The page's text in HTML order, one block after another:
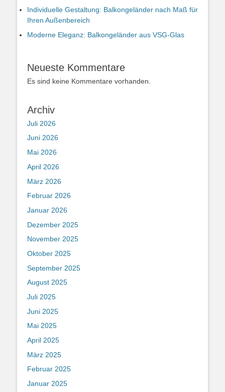
Individuelle Gestaltung: Balkongeländer nach Maß für
Ihren Außenbereich
Moderne Eleganz: Balkongeländer aus VSG-Glas
Neueste Kommentare
Es sind keine Kommentare vorhanden.
Archiv
Juli 2026
Juni 2026
Mai 2026
April 2026
März 2026
Februar 2026
Januar 2026
Dezember 2025
November 2025
Oktober 2025
September 2025
August 2025
Juli 2025
Juni 2025
Mai 2025
April 2025
März 2025
Februar 2025
Januar 2025